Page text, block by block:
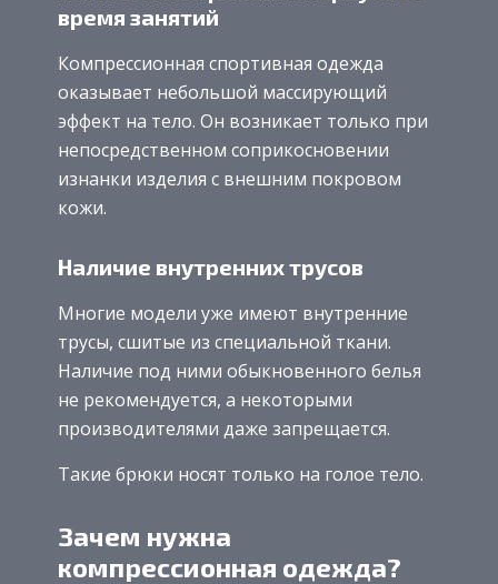
время занятий
Компрессионная спортивная одежда
оказывает небольшой массирующий
эффект на тело. Он возникает только при
непосредственном соприкосновении
изнанки изделия с внешним покровом
кожи.
Наличие внутренних трусов
Многие модели уже имеют внутренние
трусы, сшитые из специальной ткани.
Наличие под ними обыкновенного белья
не рекомендуется, а некоторыми
производителями даже запрещается.
Такие брюки носят только на голое тело.
Зачем нужна
компрессионная одежда?